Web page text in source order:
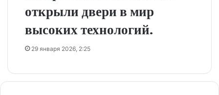
открыли двери в мир
высоких технологий.
29 января 2026, 2:25